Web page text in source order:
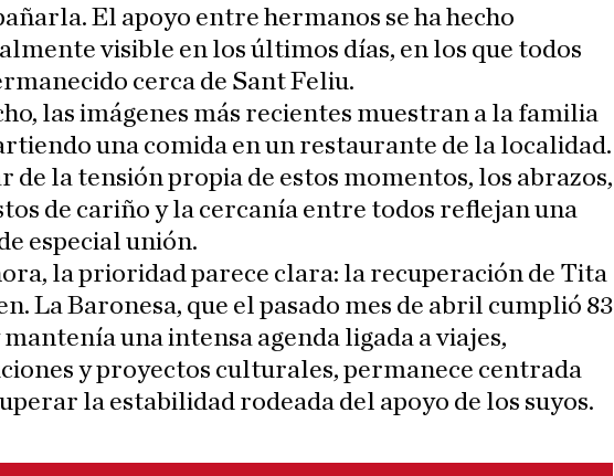
El apoyo entre hermanos se ha hecho
visible en los últimos días, en los que todos
cerca de Sant Feliu.
las imágenes más recientes muestran a la familia
una comida en un restaurante de la localidad.
de la tensión propia de estos momentos, los abrazos,
de cariño y la cercanía entre todos reflejan una
especial unión.
la prioridad parece clara: la recuperación de Tita
La Baronesa, que el pasado mes de abril cumplió 83
mantenía una intensa agenda ligada a viajes,
y proyectos culturales, permanece centrada
la estabilidad rodeada del apoyo de los suyos.